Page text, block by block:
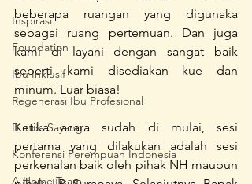
Inspirasi
Foundation
Ibu Inklusif
Regenerasi Ibu Profesional
Bunda Sayang
Konferensi Perempuan Indonesia
A Home Team
beberapa ruangan yang digunaka
sebagai ruang pertemuan. Dan juga
kami di layani dengan sangat baik
seperti kami disediakan kue dan
minum. Luar biasa!
Ketika acara sudah di mulai, sesi
pertama yang dilakukan adalah sesi
perkenalan baik oleh pihak NH maupun